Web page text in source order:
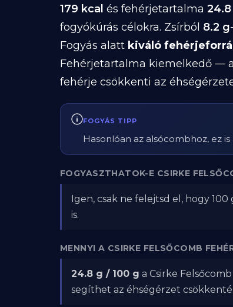
179 kcal és fehérjetartalma
fogyókúrás célokra. Zsírból 8.2 g
Fogyás alatt kiváló
Fehérjetartalma kiemelkedő —
fehérje csökkenti az
FOGYÁS TIPP
Hasonlóan az alsócombhoz, ez
FOGYASZTHATOK-E CSIRKE
Igen, csak ne felejtsd el, hogy 100
is.
MENNYI A CSIRKE FELSŐCOMB
24.8 g / 100 g a Csirke
segíthet az éhségérzet